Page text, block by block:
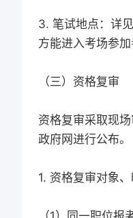
3. 笔试地点：详
方能进入考场参加
（三）资格复审
资格复审采取现
政府网进行公布。
1. 资格复审对象